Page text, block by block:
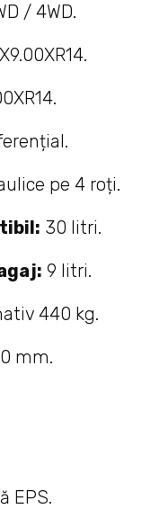
/ 4WD.
pe 4 roți.
30 litri.
9 litri.
440 kg.
mm.
EPS.